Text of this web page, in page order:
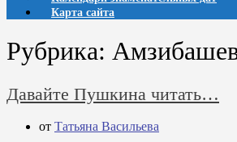
Карта сайта
Рубрика:
Давайте Пушкина читать…
от Татьяна Васильева